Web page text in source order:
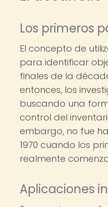
Los primeros
El concepto de
para identificar
finales de la
entonces, los
buscando una
control del
embargo, no fue
1970 cuando los
realmente
Aplicaciones